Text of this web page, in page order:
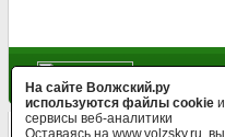
На сайте Волжский.ру
используются файлы cookie и
сервисы веб-аналитики
Оставаясь на www.volzsky.ru, вы